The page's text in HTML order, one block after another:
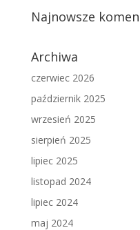
Najnowsze
Archiwa
czerwiec 2026
październik 2025
wrzesień 2025
sierpień 2025
lipiec 2025
listopad 2024
lipiec 2024
maj 2024